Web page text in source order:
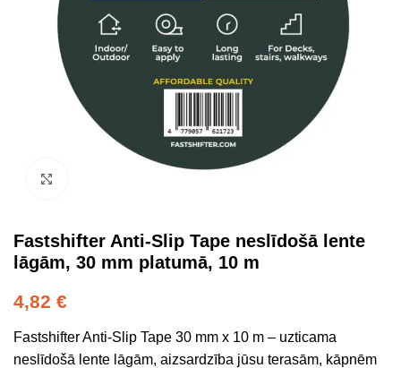
Fastshifter Anti-Slip Tape neslīdošā lente
lāgām, 30 mm platumā, 10 m
4,82 €
Fastshifter Anti-Slip Tape 30 mm x 10 m – uzticama
neslīdošā lente lāgām, aizsardzība jūsu terasām, kāpnēm